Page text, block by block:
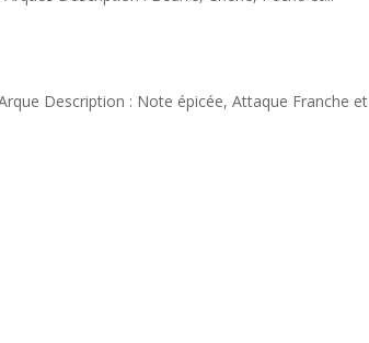
Description : Note épicée, Attaque Franche et